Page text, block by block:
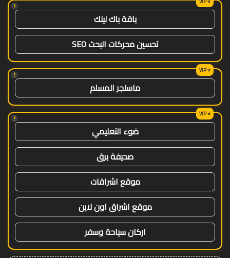
!
باقة باك لينك
تحسين محركات البحث SEO
!
ماسنجر المسلم
!
ضوء التعليمي
صحيفة برق
موقع اشراقات
موقع اشراق اون لاين
اركان سياحة وسفر